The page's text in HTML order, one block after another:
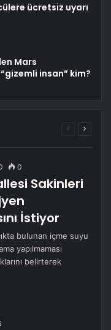
ücretsiz uyarı
Mars
insan” kim?
ÖncekiSonraki
0
Sakinleri
İstiyor
bulunan içme suyu
yapılmaması
belirterek